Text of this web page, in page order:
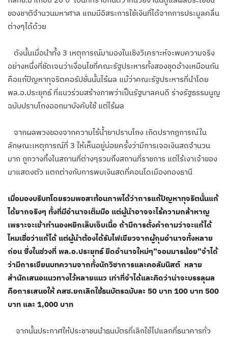
ของชาติจำนวนมหาศาล แถมมีอิสระการใช้เงินที่ได้จากการประมูลคลื่น
ต่างๆได้ด้วย
ดังนั้นเมื่อนำทั้ง 3 เหตุการณ์มามองในเชิงวิเคราะห์จะพบความจริง
อย่างหนึ่งที่ชัดเจนว่าเงื่อนไขที่คณะรัฐประหารทั้งสองชุดอ้างเหมือนกัน
คือแก้ปัญหาทุจริตคอรัปชั่นนั้นไร้ผล แม้ว่าคณะรัฐประหารที่นำโดย
พล.อ.ประยุทธ์ ที่แนวร่วมสร้างภาพว่าเป็นรัฐบาลคนดี ร่างรัฐธรรมนูญ
ฉบับปราบโกงออกมาบังคับใช้ แต่ไร้ผล
จากผลพวงของจากความไร้น้ำยาปราบโกง เกิดปรากฏการณ์ใน
ลักษณะเหตุการณ์ที่ 3 ให้เห็นอยู่บ่อยครั้งว่ามีการเจอเงินสดจำนวน
มาก ถูกวางทิ้งในสถานที่ต่างๆรวมถึงสถานที่ราชการ แต่ไร้เงาเจ้าของ
มาแสดงตัว แตกต่างกับการพบเงินสดที่คอนโดเมืองทองธานี
เมื่อมองบริบทโดยรวมพอสะท้อนภาพได้ว่าการแก้ปัญหาทุจริตนั้นแก้
ได้ยากจริงๆ ทั้งที่มีอำนาจเต็มมือ แต่ผู้นำอาจจะไร้ความกล้าหาญ
เพราะจะเข้าทำนองหยิกเล็บเจ็บเนื้อ ถ้ามีการตั้งคำถามว่าจะแก้ได้
ไหมเชื่อว่าแก้ได้ แต่ผู้นำต้องได้รับไฟเขียวจากผู้กุมอำนาจทั้งหลาย
ก่อน ซึ่งในช่วงที่ พล.อ.ประยุทธ์ ยึดอำนาจใหม่ๆ”จอมมารน้อย”จำได้
ว่ามีการเขียนบทความจากทั้งนักวิชาการและคอลัมนิสต์ หลาย
สำนักเสนอแนวทางไว้หลายแนว เท่าที่จำได้และคิดว่าน่าจะบรรลุผล
คือการเสนอให้ คสช.ยกเลิกใช้ธนบัตรฉบับละ 50 บาท 100 บาท 500
บาท และ 1,000 บาท
จากนั้นประกาศให้ประชาชนนำธนบัตรที่เลิกใช้ไปแลกที่ธนาคารทั่ว